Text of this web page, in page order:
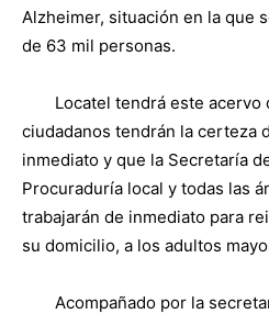
Alzheimer, situación en la que
de 63 mil personas.
Locatel tendrá este acervo
ciudadanos tendrán la certeza
inmediato y que la Secretaría
Procuraduría local y todas las
trabajarán de inmediato para
su domicilio, a los adultos
Acompañado por la